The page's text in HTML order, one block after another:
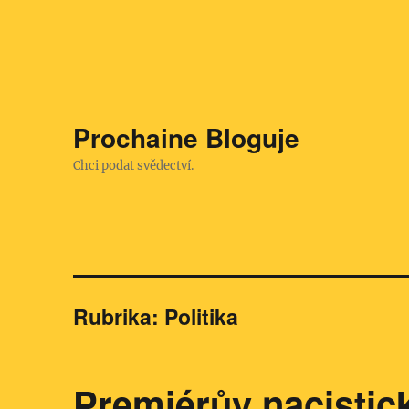
Prochaine Bloguje
Chci podat svědectví.
Rubrika: Politika